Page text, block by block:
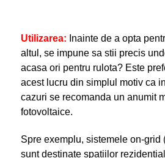
Utilizarea: Inainte de a opta
altul, se impune sa stii precis
acasa ori pentru rulota? Este
acest lucru din simplul motiv ca
cazuri se recomanda un anumit
fotovoltaice.
Spre exemplu, sistemele on-grid
sunt destinate spatiilor